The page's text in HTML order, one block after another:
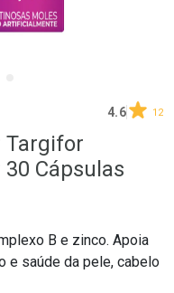
4.6 12
Targifor
Cápsulas
B e zinco. Apoia
e saúde da pele, cabelo